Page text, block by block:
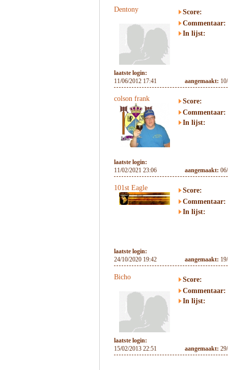
Dentony
Score:
Commentaar:
In lijst:
laatste login:
11/06/2012 17:41
aangemaakt:
colson frank
Score:
Commentaar:
In lijst:
laatste login:
11/02/2021 23:06
aangemaakt:
101st Eagle
Score:
Commentaar:
In lijst:
laatste login:
24/10/2020 19:42
aangemaakt:
Bicho
Score:
Commentaar:
In lijst:
laatste login:
15/02/2013 22:51
aangemaakt: